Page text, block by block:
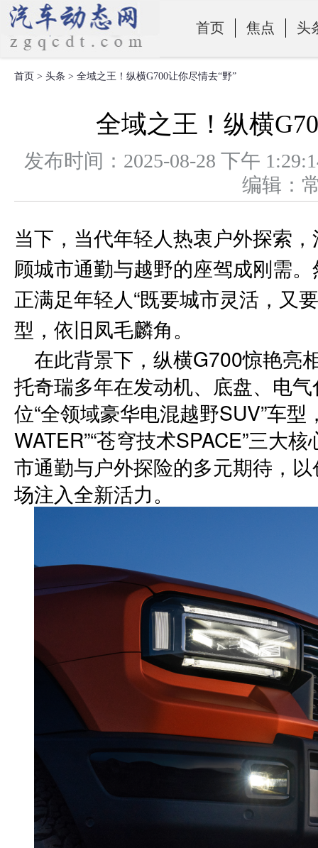
首页 焦点 头
零部件
首页 > 头条 > 全域之王！纵横G700让你尽情去“野”
全域之王！纵横
发布时间：2025-08-28 下午
编辑
当下，当代年轻人热衷户外探索
顾城市通勤与越野的座驾成刚需
正满足年轻人“既要城市灵活，又
型，依旧凤毛麟角。
在此背景下，纵横G700惊艳亮
托奇瑞多年在发动机、底盘、电
位“全领域豪华电混越野SUV”车型
WATER”“苍穹技术SPACE”三大
市通勤与户外探险的多元期待，
场注入全新活力。